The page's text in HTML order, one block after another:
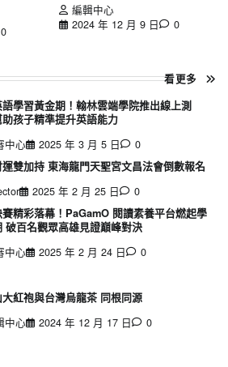
0
編輯中心
2024 年 12 月 9 日
0
看更多
語學習黃金期！翰林雲端學院推出線上測
孩子精準提升英語能力
中心
2025 年 3 月 5 日
0
雙加持 東海龍門天聖宮文昌法會倒數報名
2025 年 2 月 25 日
0
賽精彩落幕！PaGamO 閱讀素養平台燃起學
破百名觀眾高雄見證巔峰對決
中心
2025 年 2 月 24 日 0
紅袍與台灣烏龍茶 同根同源
中心
2024 年 12 月 17 日 0